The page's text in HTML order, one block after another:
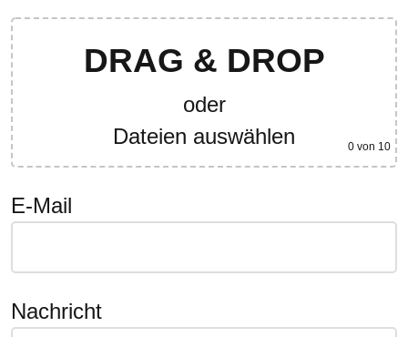
DRAG & DROP
oder
Dateien auswählen
0 von 10
E-Mail
Nachricht